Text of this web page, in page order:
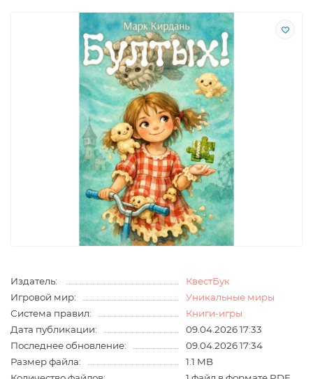
Издатель:
КвестБук
Игровой мир:
Уникальные миры
Система правил:
Книги-игры
Дата публикации:
09.04.2026 17:33
Последнее обновление:
09.04.2026 17:34
Размер файла:
1.1 MB